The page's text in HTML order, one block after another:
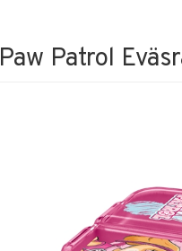
Paw Patrol